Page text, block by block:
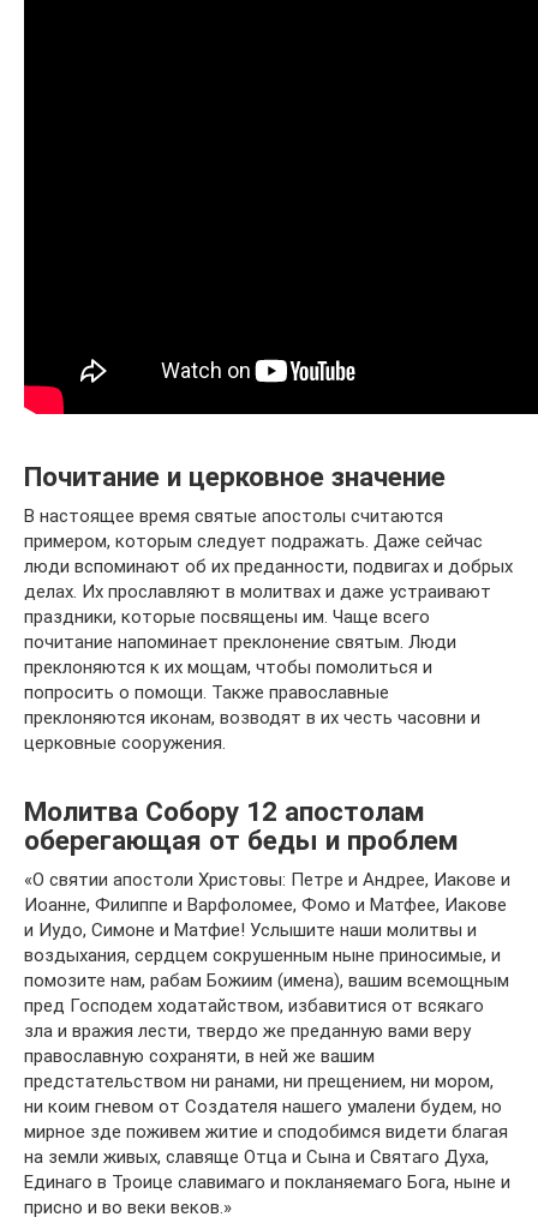
Почитание и церковное значение
В настоящее время святые апостолы считаются
примером, которым следует подражать. Даже сейчас
люди вспоминают об их преданности, подвигах и добрых
делах. Их прославляют в молитвах и даже устраивают
праздники, которые посвящены им. Чаще всего
почитание напоминает преклонение святым. Люди
преклоняются к их мощам, чтобы помолиться и
попросить о помощи. Также православные
преклоняются иконам, возводят в их честь часовни и
церковные сооружения.
Молитва Собору 12 апостолам
оберегающая от беды и проблем
«О святии апостоли Христовы: Петре и Андрее, Иакове и
Иоанне, Филиппе и Варфоломее, Фомо и Матфее, Иакове
и Иудо, Симоне и Матфие! Услышите наши молитвы и
воздыхания, сердцем сокрушенным ныне приносимые, и
помозите нам, рабам Божиим (имена), вашим всемощным
пред Господем ходатайством, избавитися от всякаго
зла и вражия лести, твердо же преданную вами веру
православную сохраняти, в ней же вашим
предстательством ни ранами, ни прещением, ни мором,
ни коим гневом от Создателя нашего умалени будем, но
мирное зде поживем житие и сподобимся видети благая
на земли живых, славяще Отца и Сына и Святаго Духа,
Единаго в Троице славимаго и покланяемаго Бога, ныне и
присно и во веки веков.»